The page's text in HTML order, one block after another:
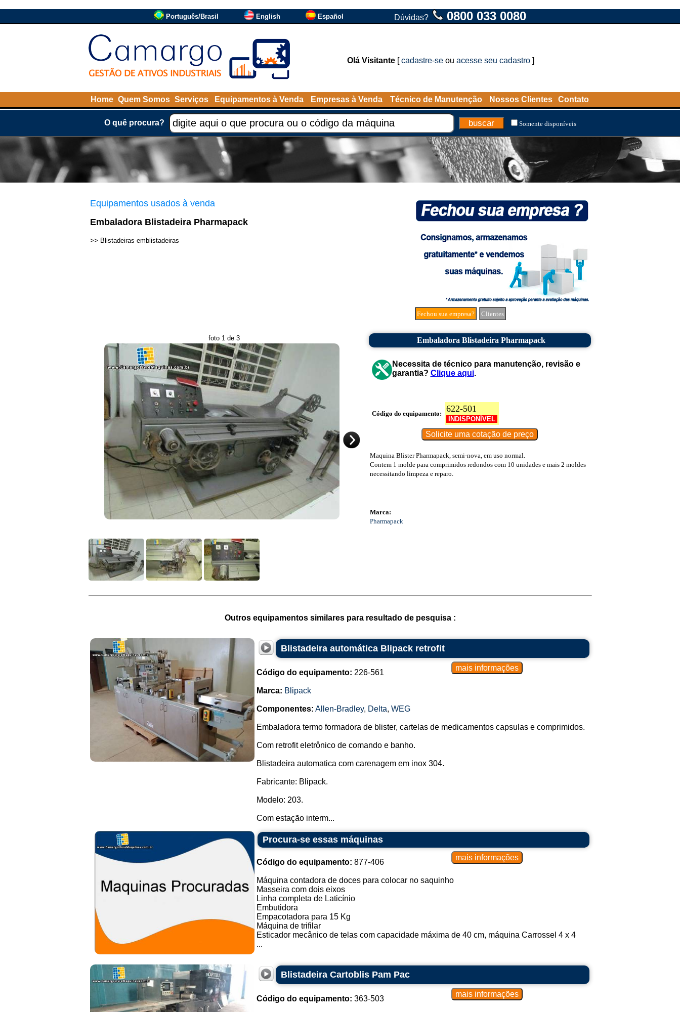
Português/Brasil English Español Dúvidas? 0800 033 0080
Olá Visitante [cadastre-se ou acesse seu cadastro ]
Home Quem Somos Serviços Equipamentos à Venda Empresas à Venda Técnico de Manutenção Nossos Clientes Contato
O quê procura? Somente disponíveis
Equipamentos usados à venda
Embaladora Blistadeira Pharmapack
>> Blistadeiras emblistadeiras
Fechou sua empresa? Clientes
foto 1 de 3 Embaladora Blistadeira Pharmapack
Necessita de técnico para manutenção, revisão e
garantia? Clique aqui.
Código do equipamento: 622-501
INDISPONÍVEL
Maquina Blister Pharmapack, semi-nova, em uso normal.
Contem 1 molde para comprimidos redondos com 10 unidades e mais 2 moldes
necessitando limpeza e reparo.
Marca:
Pharmapack
Outros equipamentos similares para resultado de pesquisa :
Blistadeira automática Blipack retrofit
Código do equipamento: 226-561
Marca: Blipack
Componentes: Allen-Bradley, Delta, WEG
Embaladora termo formadora de blister, cartelas de medicamentos capsulas e comprimidos.
Com retrofit eletrônico de comando e banho.
Blistadeira automatica com carenagem em inox 304.
Fabricante: Blipack.
Modelo: 203.
Com estação interm...
Procura-se essas máquinas
Código do equipamento: 877-406
Máquina contadora de doces para colocar no saquinho
Masseira com dois eixos
Linha completa de Laticínio
Embutidora
Empacotadora para 15 Kg
Máquina de trifilar
Esticador mecânico de telas com capacidade máxima de 40 cm, máquina Carrossel 4 x 4
...
Blistadeira Cartoblis Pam Pac
Código do equipamento: 363-503